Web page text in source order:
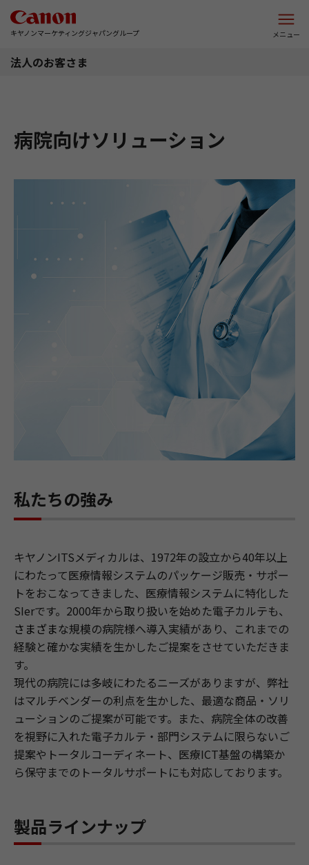
キヤノンマーケティングジャパングループ メニュー
法人のお客さま
病院向けソリューション
私たちの強み
キヤノンITSメディカルは、1972年の設立から40年以上
にわたって医療情報システムのパッケージ販売・サポー
トをおこなってきました、医療情報システムに特化した
SIerです。2000年から取り扱いを始めた電子カルテも、
さまざまな規模の病院様へ導入実績があり、これまでの
経験と確かな実績を生かしたご提案をさせていただきま
す。
現代の病院には多岐にわたるニーズがありますが、弊社
はマルチベンダーの利点を生かした、最適な商品・ソリ
ューションのご提案が可能です。また、病院全体の改善
を視野に入れた電子カルテ・部門システムに限らないご
提案やトータルコーディネート、医療ICT基盤の構築か
ら保守までのトータルサポートにも対応しております。
製品ラインナップ